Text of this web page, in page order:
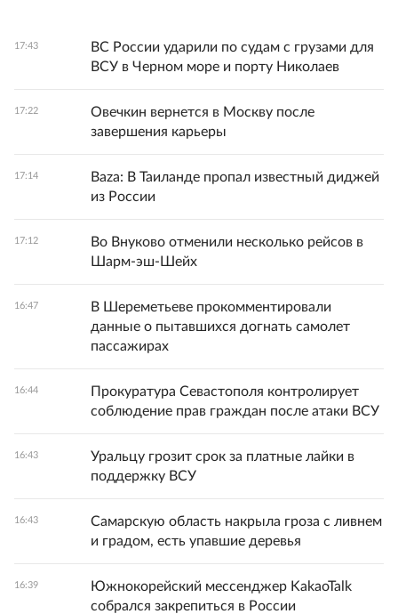
17:43
ВС России ударили по судам с грузами для
ВСУ в Черном море и порту Николаев
17:22
Овечкин вернется в Москву после
завершения карьеры
17:14
Baza: В Таиланде пропал известный диджей
из России
17:12
Во Внуково отменили несколько рейсов в
Шарм-эш-Шейх
16:47
В Шереметьеве прокомментировали
данные о пытавшихся догнать самолет
пассажирах
16:44
Прокуратура Севастополя контролирует
соблюдение прав граждан после атаки ВСУ
16:43
Уральцу грозит срок за платные лайки в
поддержку ВСУ
16:43
Самарскую область накрыла гроза с ливнем
и градом, есть упавшие деревья
16:39
Южнокорейский мессенджер KakaoTalk
собрался закрепиться в России